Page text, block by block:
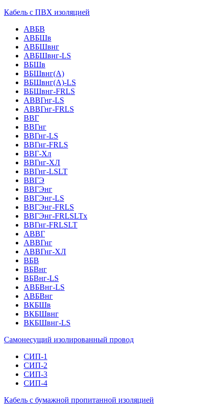
Кабель с ПВХ изоляцией
АВБВ
АВБШв
АВБШвнг
АВБШвнг-LS
ВБШв
ВБШвнг(A)
ВБШвнг(А)-LS
ВБШвнг-FRLS
АВВГнг-LS
АВВГнг-FRLS
ВВГ
ВВГнг
ВВГнг-LS
ВВГнг-FRLS
ВВГ-Хл
ВВГнг-ХЛ
ВВГнг-LSLT
ВВГЭ
ВВГЭнг
ВВГЭнг-LS
ВВГЭнг-FRLS
ВВГЭнг-FRLSLTх
ВВГнг-FRLSLT
АВВГ
АВВГнг
АВВГнг-ХЛ
ВБВ
ВБВнг
ВБВнг-LS
АВБВнг-LS
АВБВнг
ВКБШв
ВКБШвнг
ВКБШвнг-LS
Самонесущий изолированный провод
СИП-1
СИП-2
СИП-3
СИП-4
Кабель с бумажной пропитанной изоляцией